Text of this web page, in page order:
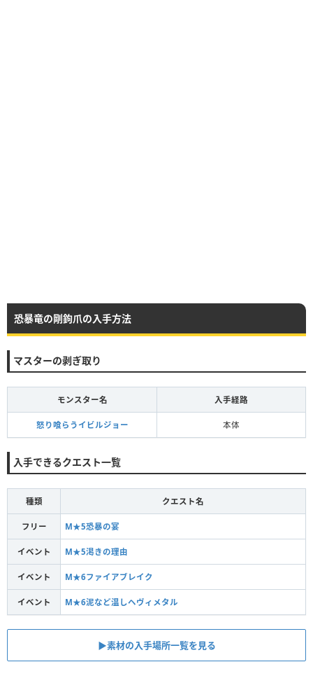
恐暴竜の剛鉤爪の入手方法
マスターの剥ぎ取り
モンスター名 入手経路
怒り喰らうイビルジョー 本体
入手できるクエスト一覧
種類 クエスト名
フリー M★5恐暴の宴
イベント M★5渇きの理由
イベント M★6ファイアブレイク
イベント M★6泥など温しヘヴィメタル
▶素材の入手場所一覧を見る